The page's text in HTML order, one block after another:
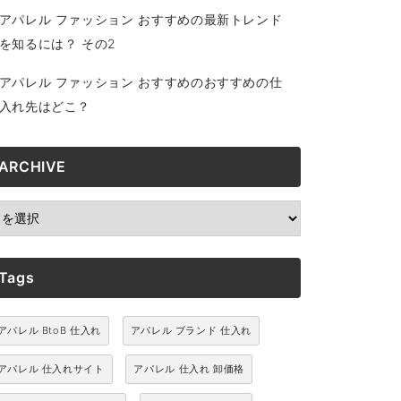
パレル ファッション おすすめの最新トレンド
知るには？ その2
パレル ファッション おすすめのおすすめの仕
れ先はどこ？
パレル BtoB 仕入れ アパレル ブランド 仕入れ
パレル 仕入れサイト アパレル 仕入れ 卸価格